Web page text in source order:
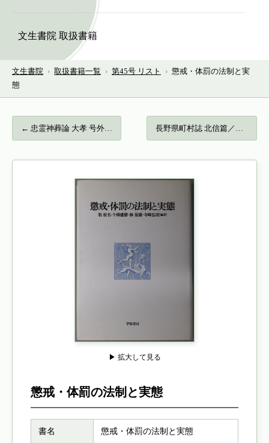
文生書院 取扱書籍
文生書院 › 取扱書籍一覧 › 第45号 リスト › 懲戒・体罰の法制と実
態
← 忠霊神葬論 大孝 号外… 長野県町村誌 北信篇／東信篇／南信篇… →
▶ 拡大して見る
懲戒・体罰の法制と実態
書名 懲戒・体罰の法制と実態